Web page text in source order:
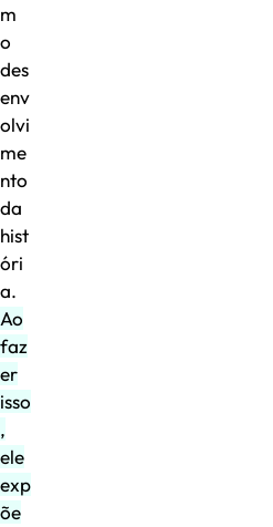
m
o
des
env
olvi
me
nto
da
hist
óri
a.
Ao
faz
er
isso
,
ele
exp
õe